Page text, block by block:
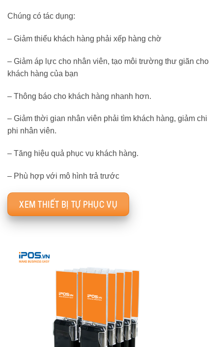
Chúng có tác dụng:
– Giảm thiểu khách hàng phải xếp hàng chờ
– Giảm áp lực cho nhân viên, tạo môi trường thư giãn cho
khách hàng của bạn
– Thông báo cho khách hàng nhanh hơn.
– Giảm thời gian nhân viên phải tìm khách hàng, giảm chi
phi nhân viên.
– Tăng hiệu quả phục vụ khách hàng.
– Phù hợp với mô hình trả trước
XEM THIẾT BỊ TỰ PHỤC VỤ